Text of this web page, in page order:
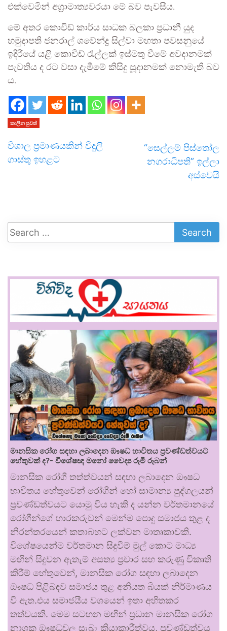
එක්වෙමින් අග්‍රාමාත්‍යවරයා මේ බව පැවසීය.
මේ අතර කොවිඩ් කාර්ය සාධක බලකා ප්‍රධානී යුද
හමුදාපති ජනරාල් ශවේන්ද්‍ර සිල්වා මහතා පවසනුයේ
ඉදිරියේ යළි කොවිඩ් රැල්ලක් ඉස්මතු වීමේ අවදානමක්
පැවතිය ද රට වසා දැමීමේ කිසිදු සූදානමක් නොමැති බව
ය.
කාලීන පුවත්
විශාල ප්‍රමාණයකින් විදුලි
ගාස්තු ඉහළට
“සෙල්ලම් පිස්තෝල
නගරාධිපති” ඉල්ලා
අස්වෙයි
මානසික රෝග සඳහා ලබාදෙන ඖෂධ භාවිතය ප්‍රචණ්ඩත්වයට
හේතුවක් ද?- විශේෂඥ මනෝ වෛද්‍ය රූමි රූබන්
මානසික රෝගී තත්ත්වයන් සඳහා ලබාදෙන ඖෂධ
භාවිතය හේතුවෙන් රෝගීන් හෝ සාමාන්‍ය පුද්ගලයන්
ප්‍රචණ්ඩත්වයට යොමු විය හැකි ද යන්න වර්තමානයේ
රෝගීන්ගේ භාරකරුවන් මෙන්ම පොදු සමාජය තුළ ද
නිරන්තරයෙන් කතාබහට ලක්වන මාතෘකාවකි.
විශේෂයෙන්ම වර්තමාන සිදුවීම් මුල් කොට මාධ්‍ය
මඟින් සිදුවන ඇතැම් අසත්‍ය ප්‍රචාර සහ කරුණු විකෘති
කිරීම් හේතුවෙන්, මානසික රෝග සඳහා ලබාදෙන
ඖෂධ පිළිබඳව සමාජය තුළ අනියත බියක් නිර්මාණය
වී ඇත.එය සමාජයීය වශයෙන් ඉතා අහිතකර
තත්වයකි. මෙම සටහන මඟින් ප්‍රධාන මානසික රෝග
නාශක ඖෂධවල සැබෑ ක්‍රියාකාරීත්වය, ප්‍රචණ්ඩත්වය